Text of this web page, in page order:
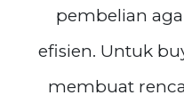
pembelian
efisien. Untuk
membuat